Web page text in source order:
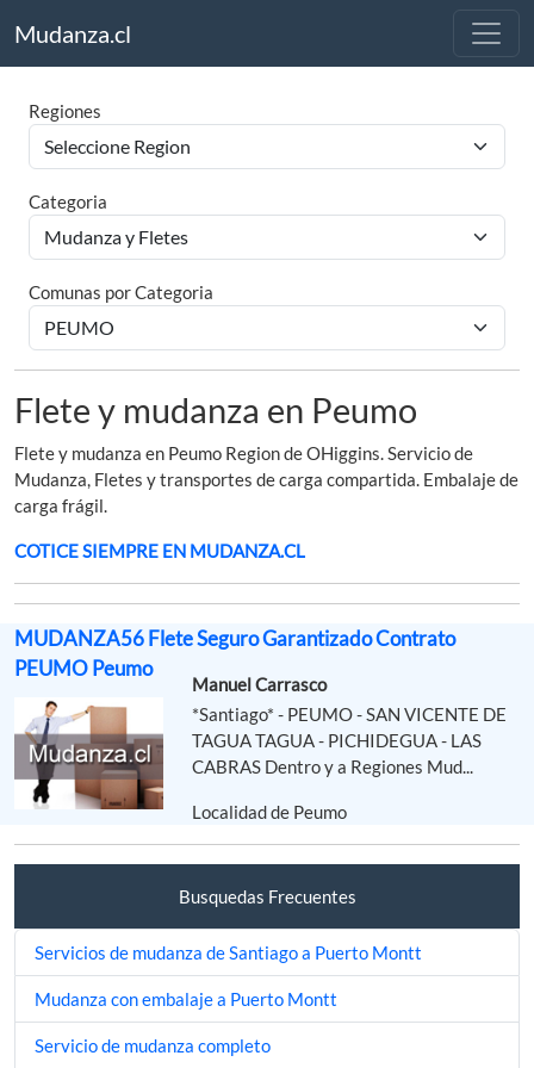
Mudanza.cl
Regiones
Categoria
Comunas por Categoria
Flete y mudanza en Peumo
Flete y mudanza en Peumo Region de OHiggins. Servicio de
Mudanza, Fletes y transportes de carga compartida. Embalaje de
carga frágil.
COTICE SIEMPRE EN MUDANZA.CL
MUDANZA56 Flete Seguro Garantizado Contrato
PEUMO Peumo
Manuel Carrasco
*Santiago* - PEUMO - SAN VICENTE DE
TAGUA TAGUA - PICHIDEGUA - LAS
CABRAS Dentro y a Regiones Mud...
Localidad de Peumo
Busquedas Frecuentes
Servicios de mudanza de Santiago a Puerto Montt
Mudanza con embalaje a Puerto Montt
Servicio de mudanza completo